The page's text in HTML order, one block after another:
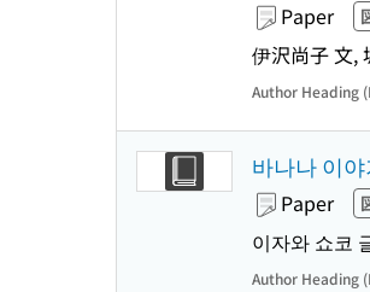
Paper
伊沢尚子 文,
Author Heading
바나나 이
Paper
이자와 쇼코
Author Heading